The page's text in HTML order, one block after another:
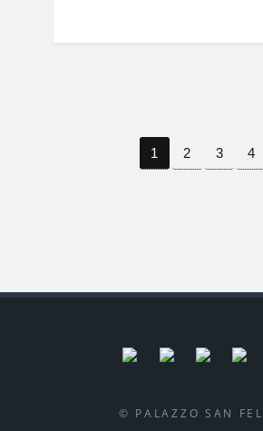
1 2 3 4
© PALAZZO SAN